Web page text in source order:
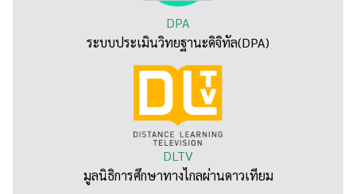
DPA
ระบบประเมินวิทยฐานะดิจิทัล(DPA)
DLTV
มูลนิธิการศึกษาทางไกลผ่านดาวเทียม